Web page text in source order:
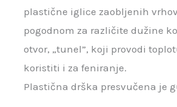
plastične iglice zaobljenih
pogodnom za različite dužine
otvor, „tunel”, koji provodi
koristiti i za feniranje.
Plastična drška presvučena je